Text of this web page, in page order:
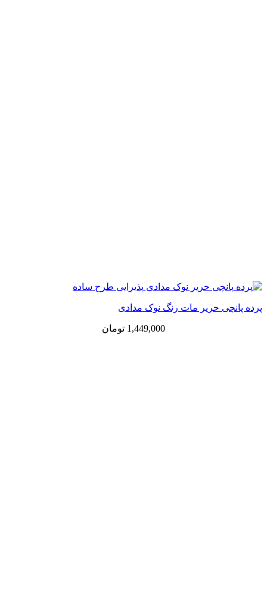
پرده پانچی حریر مات رنگ نوک مدادی
1,449,000 تومان